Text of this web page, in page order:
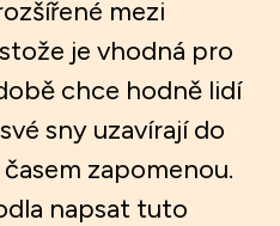
mezi
je vhodná pro
chce hodně lidí
sny uzavírají do
zapomenou.
napsat tuto